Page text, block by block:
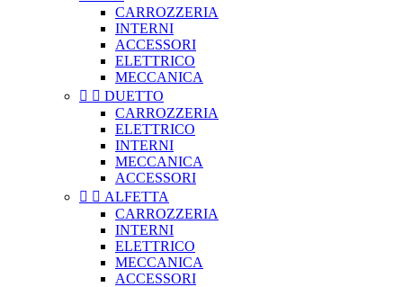
CARROZZERIA
INTERNI
ACCESSORI
ELETTRICO
MECCANICA
  DUETTO
CARROZZERIA
ELETTRICO
INTERNI
MECCANICA
ACCESSORI
  ALFETTA
CARROZZERIA
INTERNI
ELETTRICO
MECCANICA
ACCESSORI